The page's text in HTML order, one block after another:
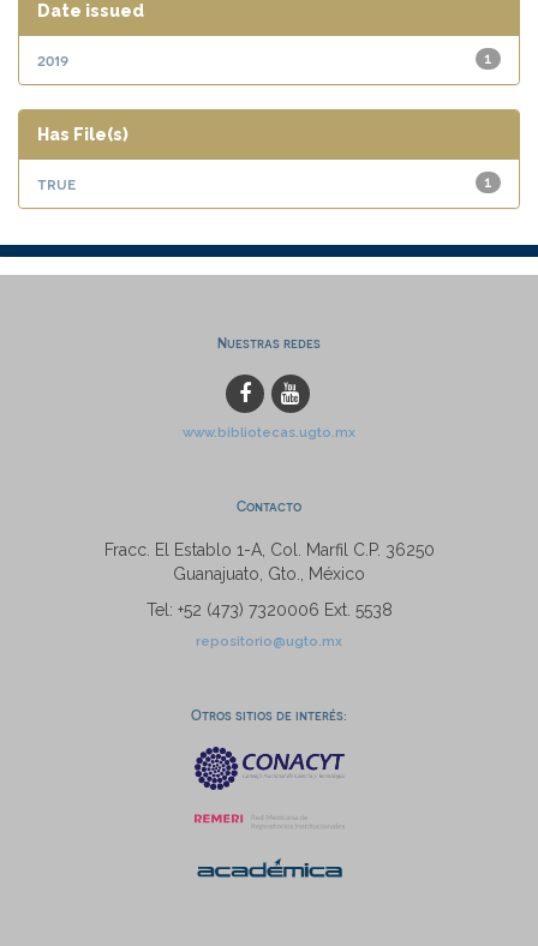
Date issued
1
2019
Has File(s)
1
true
Nuestras redes
www.bibliotecas.ugto.mx
Contacto
Fracc. El Establo 1-A, Col. Marfil C.P. 36250
Guanajuato, Gto., México
Tel: +52 (473) 7320006 Ext. 5538
repositorio@ugto.mx
Otros sitios de interés: